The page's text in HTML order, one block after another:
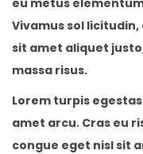
Vivamus sol
sit amet aliquet
massa risus.
Lorem turpis
amet arcu. Cras eu
congue eget nisl sit